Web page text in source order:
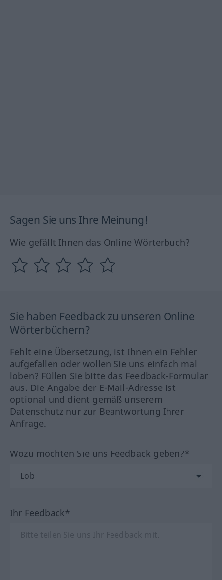
Sagen Sie uns Ihre Meinung!
Wie gefällt Ihnen das Online Wörterbuch?
Sie haben Feedback zu unseren Online
Wörterbüchern?
Fehlt eine Übersetzung, ist Ihnen ein Fehler
aufgefallen oder wollen Sie uns einfach mal
loben? Füllen Sie bitte das Feedback-Formular
aus. Die Angabe der E-Mail-Adresse ist
optional und dient gemäß unserem
Datenschutz nur zur Beantwortung Ihrer
Anfrage.
Wozu möchten Sie uns Feedback geben?*
Ihr Feedback*